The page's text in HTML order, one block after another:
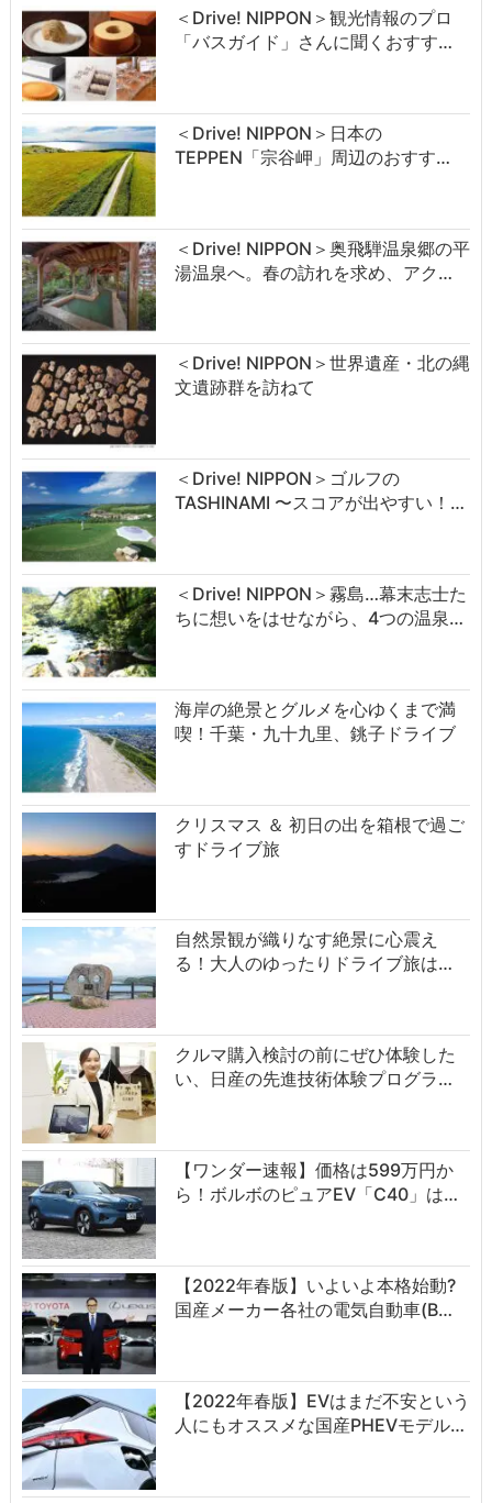
＜Drive! NIPPON＞観光情報のプロ
「バスガイド」さんに聞くおすす…
＜Drive! NIPPON＞日本の
TEPPEN「宗谷岬」周辺のおすす…
＜Drive! NIPPON＞奥飛騨温泉郷の平
湯温泉へ。春の訪れを求め、アク…
＜Drive! NIPPON＞世界遺産・北の縄
文遺跡群を訪ねて
＜Drive! NIPPON＞ゴルフの
TASHINAMI 〜スコアが出やすい！…
＜Drive! NIPPON＞霧島…幕末志士た
ちに想いをはせながら、4つの温泉…
海岸の絶景とグルメを心ゆくまで満
喫！千葉・九十九里、銚子ドライブ
クリスマス ＆ 初日の出を箱根で過ご
すドライブ旅
自然景観が織りなす絶景に心震え
る！大人のゆったりドライブ旅は…
クルマ購入検討の前にぜひ体験した
い、日産の先進技術体験プログラ…
【ワンダー速報】価格は599万円か
ら！ボルボのピュアEV「C40」は…
【2022年春版】いよいよ本格始動?
国産メーカー各社の電気自動車(B…
【2022年春版】EVはまだ不安という
人にもオススメな国産PHEVモデル…